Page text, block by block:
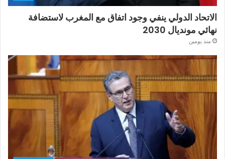
الاتحاد الدولي ينفي وجود اتفاق مع المغرب لاستضافة
نهائي مونديال 2030
منذ يومين